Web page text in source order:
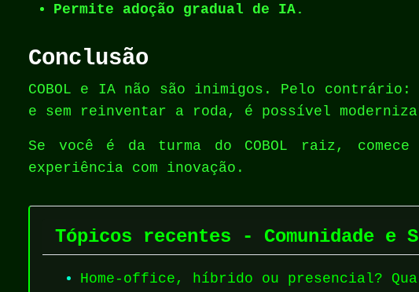
Permite adoção gradual de IA.
Conclusão
COBOL e IA não são inimigos. Pelo contrário:
e sem reinventar a roda, é possível
Se você é da turma do COBOL raiz,
experiência com inovação.
Tópicos recentes - Comunidade e
Home-office, híbrido ou presencial?